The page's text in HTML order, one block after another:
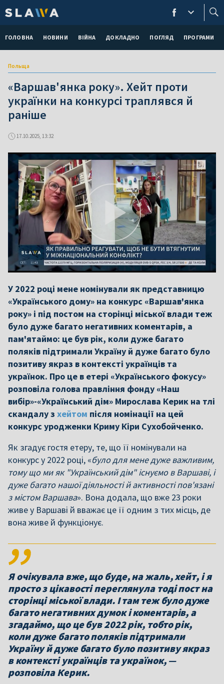
ГОЛОВНА НОВИНИ ВІЙНА ДОКЛАДНО ПОГЛЯД ПРОГРАМИ
Польща
«Варшав'янка року». Хейт проти
українки на конкурсі траплявся й
раніше
17.10.2025, 13:32
У 2022 році мене номінували як представницю
«Українського дому» на конкурс «Варшав'янка
року» і під постом на сторінці міської влади теж
було дуже багато негативних коментарів, а
пам'ятаймо: це був рік, коли дуже багато
поляків підтримали Україну й дуже багато було
позитиву якраз в контексті українців та
українок. Про це в етері «Українського фокусу»
розповіла голова правління фонду «Наш
вибір»-«Український дім» Мирослава Керик на тлі
скандалу з хейтом після номінації на цей
конкурс уродженки Криму Кіри Сухобойченко.
Як згадує гостя етеру, те, що її номінували на
конкурс у 2022 році, «було для мене дуже важливим,
тому що ми як "Український дім" існуємо в Варшаві, і
дуже багато нашої діяльності й активності пов'язані
з містом Варшава». Вона додала, що вже 23 роки
живе у Варшаві й вважає це її одним з тих місць, де
вона живе й функціонує.
Я очікувала вже, що буде, на жаль, хейт, і я
просто з цікавості переглянула тоді пост на
сторінці міської влади. І там теж було дуже
багато негативних думок і коментарів, а
згадаймо, що це був 2022 рік, тобто рік,
коли дуже багато поляків підтримали
Україну й дуже багато було позитиву якраз
в контексті українців та українок, —
розповіла Керик.